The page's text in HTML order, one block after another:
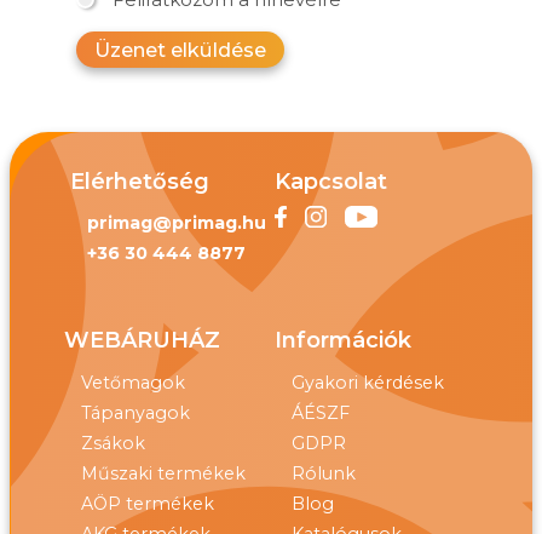
Üzenet elküldése
Elérhetőség
primag@primag.hu
+36 30 444 8877
Kapcsolat
WEBÁRUHÁZ
Vetőmagok
Tápanyagok
Zsákok
Műszaki termékek
AÖP termékek
Információk
Gyakori kérdések
ÁÉSZF
GDPR
Rólunk
Blog